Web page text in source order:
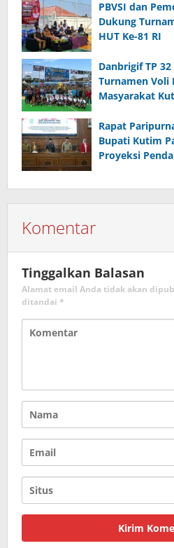
PBVSI dan
Dukung
HUT Ke-81 RI
Danbrigif TP
Turnamen Voli
Masyarakat
Rapat
Bupati Kutim
Proyeksi
Komentar
Tinggalkan Balasan
Alamat email Anda tidak akan
ditandai *